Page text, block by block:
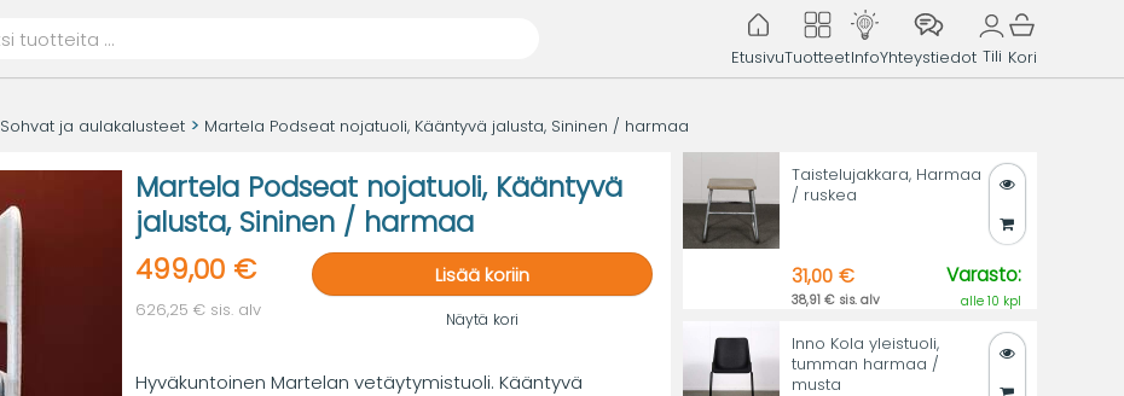
EtusivuTuotteetInfoYhteystiedot Tili Kori
Sohvat ja aulakalusteet Martela Podseat nojatuoli, Kääntyvä jalusta, Sininen / harmaa
Martela Podseat nojatuoli, Kääntyvä
jalusta, Sininen / harmaa
499,00 €
626,25 € sis. alv
Lisää koriin
Näytä kori
Hyväkuntoinen Martelan vetäytymistuoli. Kääntyvä
Taistelujakkara, Harmaa
/ ruskea
31,00 €
38,91 € sis. alv
Varasto:
alle 10 kpl
Inno Kola yleistuoli,
tumman harmaa /
musta